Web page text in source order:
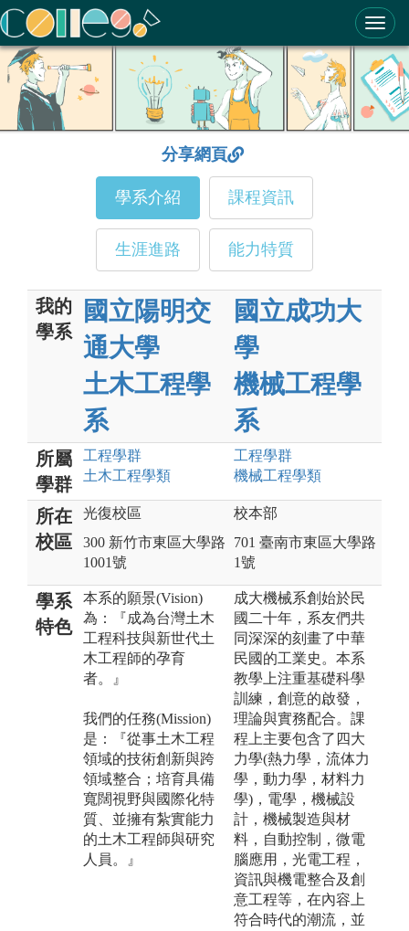
ColleGo! 大學選才與高中育才輔助系統
分享網頁
學系介紹 課程資訊
生涯進路 能力特質
我的
學系
國立陽明交
通大學
土木工程學
系
國立成功大
學
機械工程學
系
所屬
學群
工程學群
土木工程學類
工程學群
機械工程學類
所在
校區
光復校區
300 新竹市東區大學路
1001號
校本部
701 臺南市東區大學路
1號
學系
特色
本系的願景(Vision)
為：『成為台灣土木
工程科技與新世代土
木工程師的孕育
者。』
我們的任務(Mission)
是：『從事土木工程
領域的技術創新與跨
領域整合；培育具備
寬闊視野與國際化特
質、並擁有紮實能力
的土木工程師與研究
人員。』
成大機械系創始於民
國二十年，系友們共
同深深的刻畫了中華
民國的工業史。本系
教學上注重基礎科學
訓練，創意的啟發，
理論與實務配合。課
程上主要包含了四大
力學(熱力學，流体力
學，動力學，材料力
學)，電學，機械設
計，機械製造與材
料，自動控制，微電
腦應用，光電工程，
資訊與機電整合及創
意工程等，在內容上
符合時代的潮流，並